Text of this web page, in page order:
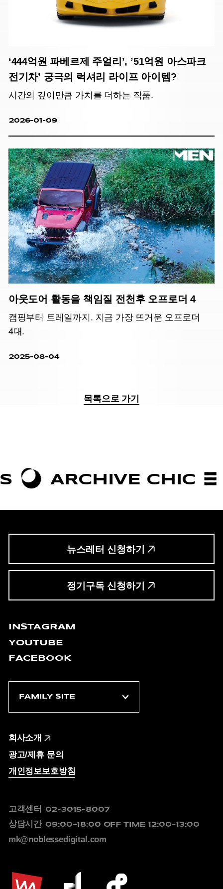
‘444억원 파베르제 주얼리’, ’51억원 아스파크
전기차’ 궁극의 럭셔리 라이프 아이템?
시간의 깊이만큼 가치를 더하는 작품.
2026-01-09
아웃도어 활동을 책임질 전천후 오프로더 4
캠핑부터 트레일까지. 지금 가장 뜨거운 오프로더
4대.
2025-08-04
목록으로 가기
CHIC
뉴스레터 신청하기
정기구독 신청하기
INSTAGRAM
YOUTUBE
FACEBOOK
회사소개
광고/제휴 문의
개인정보보호방침
고객센터 02-3015-8007
상담시간 09:00~18:00 OFF TIME 12:00~13:00
mk@noblessedigital.com